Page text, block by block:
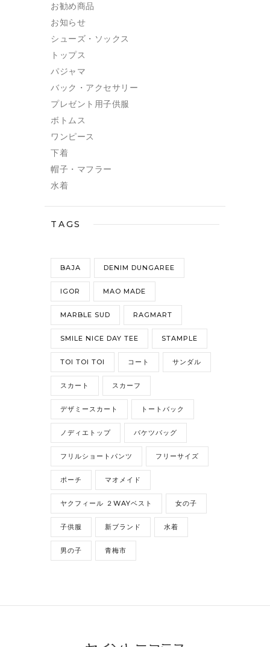
お勧め商品
お知らせ
シューズ・ソックス
トップス
パジャマ
バック・アクセサリー
プレゼント用子供服
ボトムス
ワンピース
下着
帽子・マフラー
水着
TAGS
BAJA DENIM DUNGAREE
IGOR MAO MADE
MARBLE SUD RAGMART
SMILE NICE DAY TEE STAMPLE
TOI TOI TOI コート サンダル
スカート スカーフ
デザミースカート トートバック
ノディエトップ バケツバッグ
フリルショートパンツ フリーサイズ
ポーチ マオメイド
ヤクフィール ２WAYベスト 女の子
子供服 新ブランド 水着
男の子 青梅市